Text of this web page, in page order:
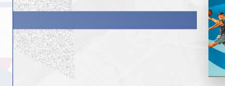
így összesítésben a 14. helyen zártak.
Edzők: Molnár Dezső (válogatott), Dr. Alföldi Zoltán (a GYAC
Szívből gratulálunk minden versenyzőnek és edzőnek!